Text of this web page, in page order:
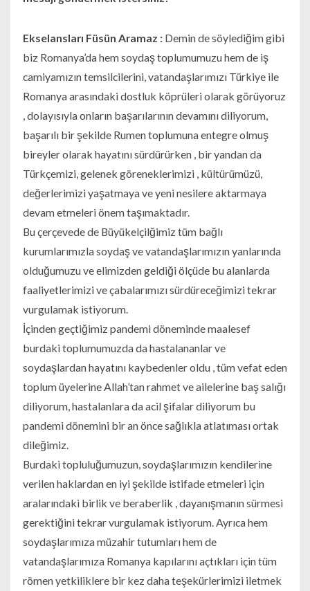
Ekselansları Füsün Aramaz :Demin de söylediğim gibi
biz Romanya’da hem soydaş toplumumuzu hem de iş
camiyamızın temsilcilerini, vatandaşlarımızı Türkiye ile
Romanya arasındaki dostluk köprüleri olarak görüyoruz
, dolayısıyla onların başarılarının devamını diliyorum,
başarılı bir şekilde Rumen toplumuna entegre olmuş
bireyler olarak hayatını sürdürürken , bir yandan da
Türkçemizi, gelenek göreneklerimizi , kültürümüzü,
değerlerimizi yaşatmaya ve yeni nesilere aktarmaya
devam etmeleri önem taşımaktadır.
Bu çerçevede de Büyükelçilğimiz tüm bağlı
kurumlarımızla soydaş ve vatandaşlarımızın yanlarında
olduğumuzu ve elimizden geldiği ölçüde bu alanlarda
faaliyetlerimizi ve çabalarımızı sürdüreceğimizi tekrar
vurgulamak istiyorum.
İçinden geçtiğimiz pandemi döneminde maalesef
burdaki toplumumuzda da hastalananlar ve
soydaşlardan hayatını kaybedenler oldu , tüm vefat eden
toplum üyelerine Allah’tan rahmet ve ailelerine baş salığı
diliyorum, hastalanlara da acil şifalar diliyorum bu
pandemi dönemini bir an önce sağlıkla atlatıması ortak
dileğimiz.
Burdaki topluluğumuzun, soydaşlarımızın kendilerine
verilen haklardan en iyi şekilde istifade etmeleri için
aralarındaki birlik ve beraberlik , dayanışmanın sürmesi
gerektiğini tekrar vurgulamak istiyorum. Ayrıca hem
soydaşlarımıza müzahir tutumları hem de
vatandaşlarımıza Romanya kapılarını açtıkları için tüm
römen yetkiliklere bir kez daha teşekürlerimizi iletmek